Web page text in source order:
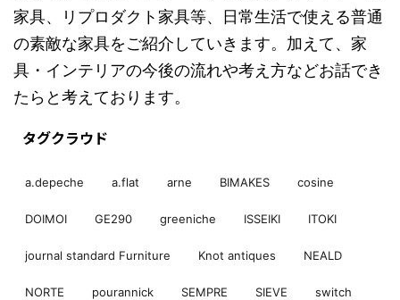
家具、リプロダクト家具等、日常生活で使える普通
の素敵な家具をご紹介していきます。加えて、家
具・インテリアの今後の流れや考え方などお話でき
たらと考えております。
タグクラウド
a.depeche a.flat arne BIMAKES cosine
DOIMOI GE290 greeniche ISSEIKI ITOKI
journal standard Furniture Knot antiques NEALD
NORTE pourannick SEMPRE SIEVE switch